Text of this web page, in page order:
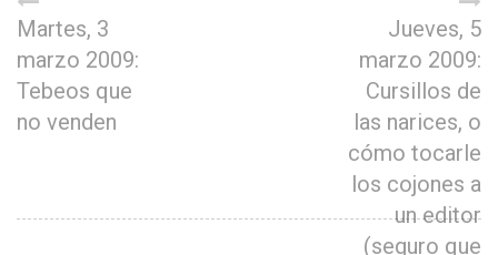
Martes, 3
marzo 2009:
Tebeos que
no venden
Jueves, 5
marzo 2009:
Cursillos de
las narices, o
cómo tocarle
los cojones a
un editor
(seguro que